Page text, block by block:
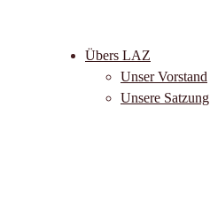
Übers LAZ
Unser Vorstand
Unsere Satzung